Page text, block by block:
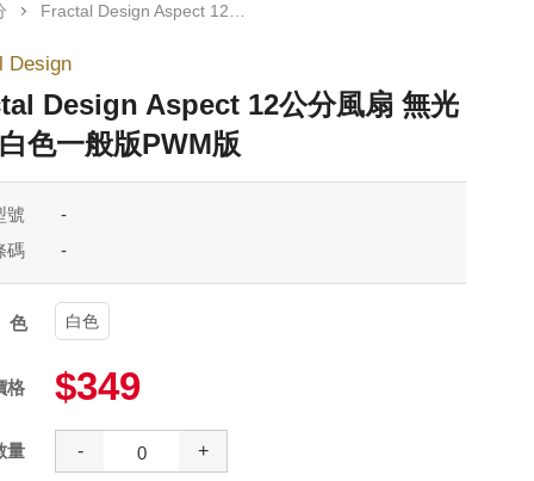
Fractal Design Aspect 12公分風扇 無光黑色白色一般版PWM版
Design
Design Aspect 12公分風扇 無光
色一般版PWM版
號
-
碼
-
色 白色
格 $349
量 - +